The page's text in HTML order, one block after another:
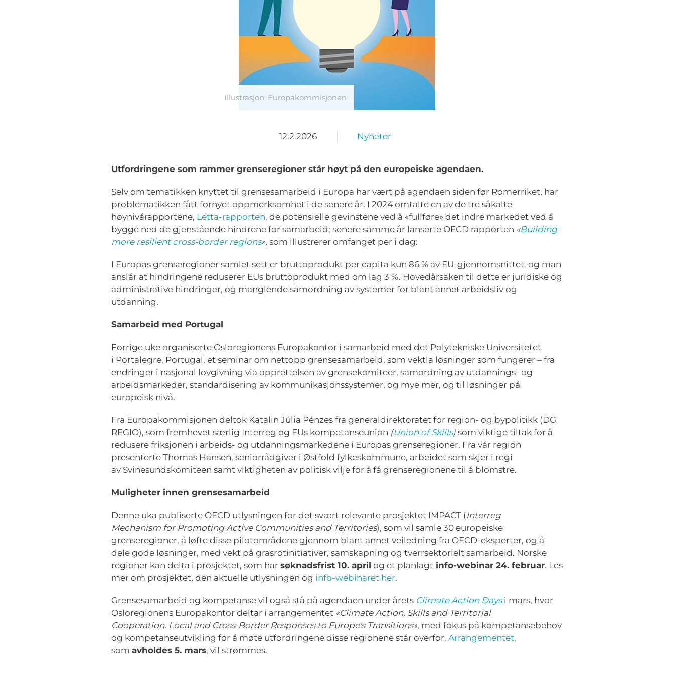
Illustrasjon: Europakommisjonen
12.2.2026 Nyheter
Utfordringene som rammer grenseregioner står høyt på den europeiske agendaen.
Selv om tematikken knyttet til grensesamarbeid i Europa har vært på agendaen siden før Romerriket, har
problematikken fått fornyet oppmerksomhet i de senere år. I 2024 omtalte en av de tre såkalte
høynivårapportene, Letta-rapporten, de potensielle gevinstene ved å «fullføre» det indre markedet ved å
bygge ned de gjenstående hindrene for samarbeid; senere samme år lanserte OECD rapporten «Building
more resilient cross-border regions», som illustrerer omfanget per i dag:
I Europas grenseregioner samlet sett er bruttoprodukt per capita kun 86 % av EU-gjennomsnittet, og man
anslår at hindringene reduserer EUs bruttoprodukt med om lag 3 %. Hovedårsaken til dette er juridiske og
administrative hindringer, og manglende samordning av systemer for blant annet arbeidsliv og
utdanning.
Samarbeid med Portugal
Forrige uke organiserte Osloregionens Europakontor i samarbeid med det Polytekniske Universitetet
i Portalegre, Portugal, et seminar om nettopp grensesamarbeid, som vektla løsninger som fungerer – fra
endringer i nasjonal lovgivning via opprettelsen av grensekomiteer, samordning av utdannings- og
arbeidsmarkeder, standardisering av kommunikasjonssystemer, og mye mer, og til løsninger på
europeisk nivå.
Fra Europakommisjonen deltok Katalin Júlia Pénzes fra generaldirektoratet for region- og bypolitikk (DG
REGIO), som fremhevet særlig Interreg og EUs kompetanseunion (Union of Skills) som viktige tiltak for å
redusere friksjonen i arbeids- og utdanningsmarkedene i Europas grenseregioner. Fra vår region
presenterte Thomas Hansen, seniorrådgiver i Østfold fylkeskommune, arbeidet som skjer i regi
av Svinesundskomiteen samt viktigheten av politisk vilje for å få grenseregionene til å blomstre.
Muligheter innen grensesamarbeid
Denne uka publiserte OECD utlysningen for det svært relevante prosjektet IMPACT (Interreg
Mechanism for Promoting Active Communities and Territories), som vil samle 30 europeiske
grenseregioner, å løfte disse pilotområdene gjennom blant annet veiledning fra OECD-eksperter, og å
dele gode løsninger, med vekt på grasrotinitiativer, samskapning og tverrsektorielt samarbeid. Norske
regioner kan delta i prosjektet, som har søknadsfrist 10. april og et planlagt info-webinar 24. februar. Les
mer om prosjektet, den aktuelle utlysningen og info-webinaret her.
Grensesamarbeid og kompetanse vil også stå på agendaen under årets Climate Action Days i mars, hvor
Osloregionens Europakontor deltar i arrangementet «Climate Action, Skills and Territorial
Cooperation. Local and Cross-Border Responses to Europe's Transitions», med fokus på kompetansebehov
og kompetanseutvikling for å møte utfordringene disse regionene står overfor. Arrangementet,
som avholdes 5. mars, vil strømmes.